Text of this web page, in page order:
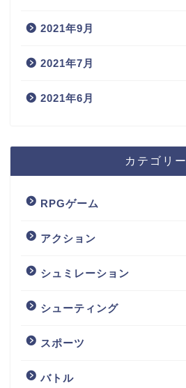
2021年9月
2021年7月
2021年6月
カテゴリー
RPGゲーム
アクション
シュミレーション
シューティング
スポーツ
バトル